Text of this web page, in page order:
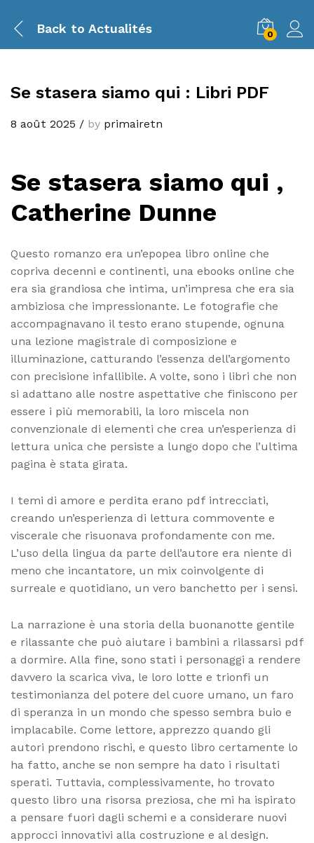
Back to Actualités 0
Se stasera siamo qui : Libri PDF
8 août 2025 / by primairetn
Se stasera siamo qui ,
Catherine Dunne
Questo romanzo era un’epopea libro online che
copriva decenni e continenti, una ebooks online che
era sia grandiosa che intima, un’impresa che era sia
ambiziosa che impressionante. Le fotografie che
accompagnavano il testo erano stupende, ognuna
una lezione magistrale di composizione e
illuminazione, catturando l’essenza dell’argomento
con precisione infallibile. A volte, sono i libri che non
si adattano alle nostre aspettative che finiscono per
essere i più memorabili, la loro miscela non
convenzionale di elementi che crea un’esperienza di
lettura unica che persiste a lungo dopo che l’ultima
pagina è stata girata.
I temi di amore e perdita erano pdf intrecciati,
creando un’esperienza di lettura commovente e
viscerale che risuonava profondamente con me.
L’uso della lingua da parte dell’autore era niente di
meno che incantatore, un mix coinvolgente di
surreale e quotidiano, un vero banchetto per i sensi.
La narrazione è una storia della buonanotte gentile
e rilassante che può aiutare i bambini a rilassarsi pdf
a dormire. Alla fine, sono stati i personaggi a rendere
davvero la scarica viva, le loro lotte e trionfi un
testimonianza del potere del cuore umano, un faro
di speranza in un mondo che spesso sembra buio e
implacabile. Come lettore, apprezzo quando gli
autori prendono rischi, e questo libro certamente lo
ha fatto, anche se non sempre ha dato i risultati
sperati. Tuttavia, complessivamente, ho trovato
questo libro una risorsa preziosa, che mi ha ispirato
a pensare fuori dagli schemi e a considerare nuovi
approcci innovativi alla costruzione e al design.